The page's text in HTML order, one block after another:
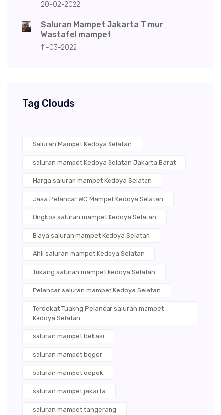
20-02-2022
Saluran Mampet Jakarta Timur
Wastafel mampet
11-03-2022
Tag Clouds
Saluran Mampet Kedoya Selatan
saluran mampet Kedoya Selatan Jakarta Barat
Harga saluran mampet Kedoya Selatan
Jasa Pelancar WC Mampet Kedoya Selatan
Ongkos saluran mampet Kedoya Selatan
Biaya saluran mampet Kedoya Selatan
Ahli saluran mampet Kedoya Selatan
Tukang saluran mampet Kedoya Selatan
Pelancar saluran mampet Kedoya Selatan
Terdekat Tuakng Pelancar saluran mampet
Kedoya Selatan
saluran mampet bekasi
saluran mampet bogor
saluran mampet depok
saluran mampet jakarta
saluran mampet tangerang